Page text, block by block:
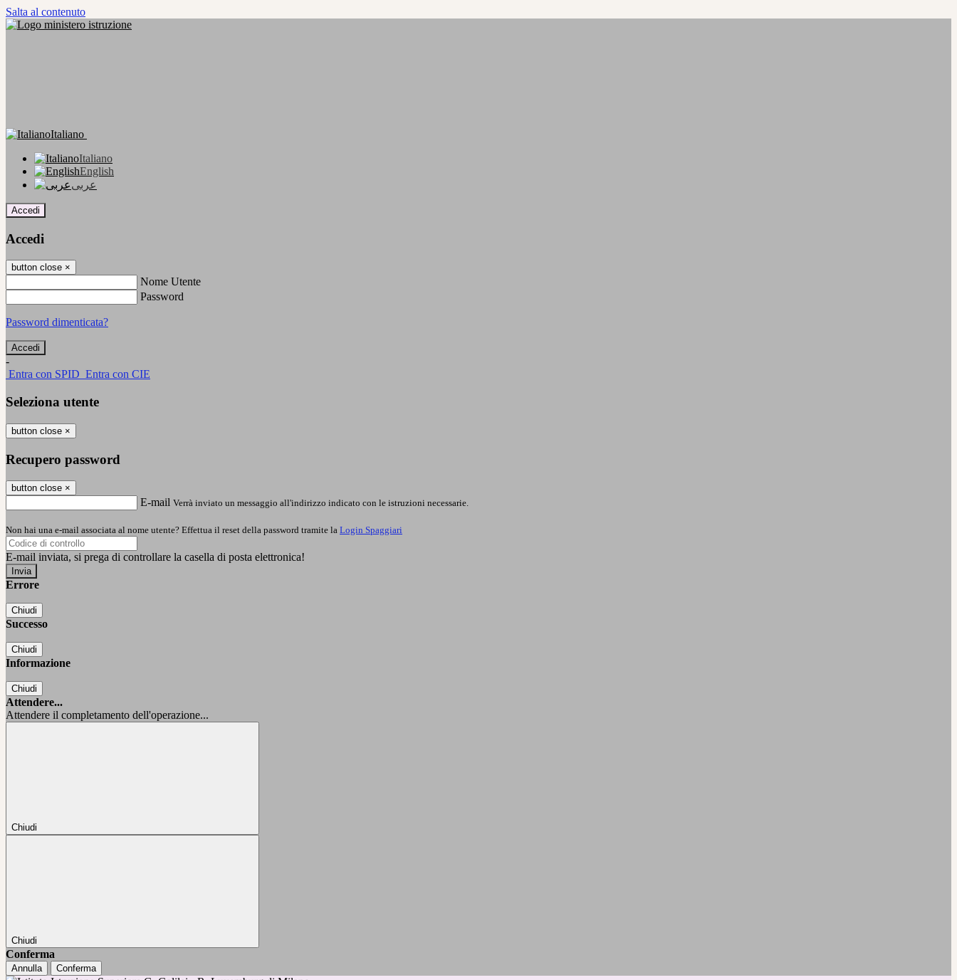
Salta al contenuto
Italiano
Italiano
English
عربى
Accedi
Accedi
button close ×
Nome Utente
Password
Password dimenticata?
-
Entra con SPID Entra con CIE
Seleziona utente
button close ×
Recupero password
button close ×
E-mail Verrà inviato un messaggio all'indirizzo indicato con le istruzioni necessarie.
Non hai una e-mail associata al nome utente? Effettua il reset della password tramite la Login Spaggiari
E-mail inviata, si prega di controllare la casella di posta elettronica!
Errore
Chiudi
Successo
Chiudi
Informazione
Chiudi
Attendere...
Attendere il completamento dell'operazione...
Chiudi
Chiudi
Conferma
Annulla Conferma